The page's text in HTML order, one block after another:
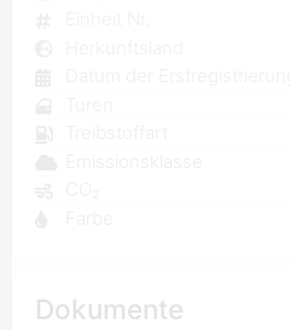
Dokumente